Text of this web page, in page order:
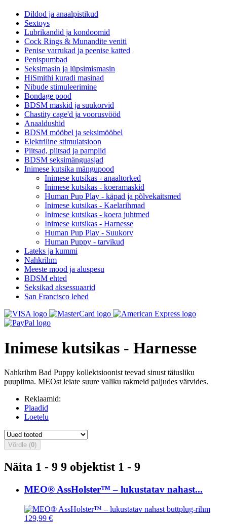
Dildod ja anaalpistikud
Sextoys
Lubrikandid ja kondoomid
Cock Rings & Munandite veniti
Penise varrukad ja peenise katted
Penispumbad
Seksimasin ja lüpsimismasin
HiSmithi kuradi masinad
Nibude stimuleerimine
Bondage pood
BDSM maskid ja suukorvid
Chastity cage'd ja voorusvööd
Anaaldushid
BDSM mööbel ja seksimööbel
Elektriline stimulatsioon
Piitsad, piitsad ja pamplid
BDSM seksimänguasjad
Inimese kutsika mängupood
Inimese kutsikas - anaaltorked
Inimese kutsikas - koeramaskid
Human Pup Play - käpad ja põlvekaitsmed
Inimese kutsikas - Kaelarihmad
Inimese kutsikas - koera juhtmed
Inimese kutsikas - Harnesse
Human Pup Play - Suukorv
Human Puppy - tarvikud
Lateks ja kummi
Nahkrihm
Meeste mood ja aluspesu
BDSM ehted
Seksikad aksessuaarid
San Francisco lehed
Inimese kutsikas - Harnesse
Nahkrihm Bad Puppy kollektsioonist teevad sinust täiusliku
puupiima. MEOst leiate suure valiku rakmeid paljudes värvides.
Reklaamid:
Plaadid
Loetelu
Võrdle (0)
Näita 1 - 9 9 objektist 1 - 9
MEO® AssHolster™ – lukustatav nahast...
129,99 €